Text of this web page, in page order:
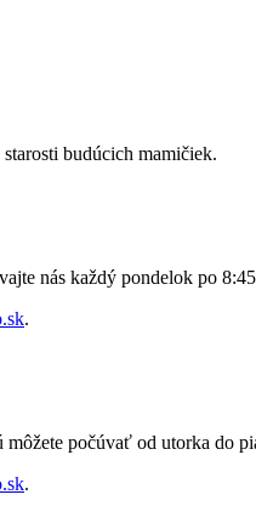
budúcich mamičiek.
nás každý pondelok po
.
počúvať od utorka do
.